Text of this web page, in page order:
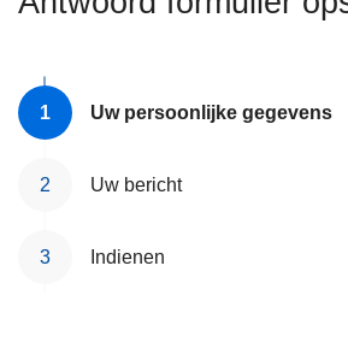
Uw persoonlijke gegevens
Uw bericht
Indienen